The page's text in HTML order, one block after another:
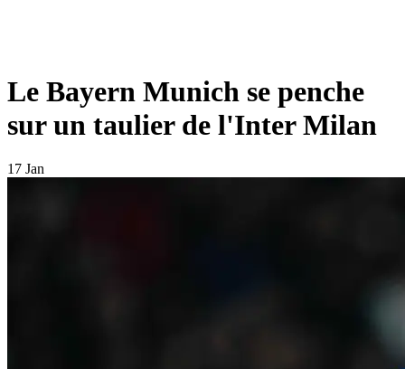
Le Bayern Munich se penche
sur un taulier de l'Inter Milan
17 Jan